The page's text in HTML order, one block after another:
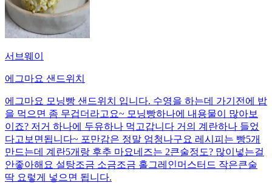
서브웨이
에그마요 샌드위치
에그마요 모닝빵 샌드위치 입니다. 수영을 하는데 가기전에 밥
을 먹으면 좀 무겁더라고요~ 모닝빵하나에 내용물이 많아보
이죠? 저거 하나에 두유하나 먹고갑니다 거의 계란하나 들었
다고보면됩니다~ 포만감은 정말 엄청나구요 레시피는 빵5개
만드는데 계란5개랑 후추 마요네즈는 2큰술정도? 많이넣는걸
안좋아해요 설탕조금 소금조금 홀그레인머스터드 작은큰술
딱 요렇게 넣으면 됩니다.